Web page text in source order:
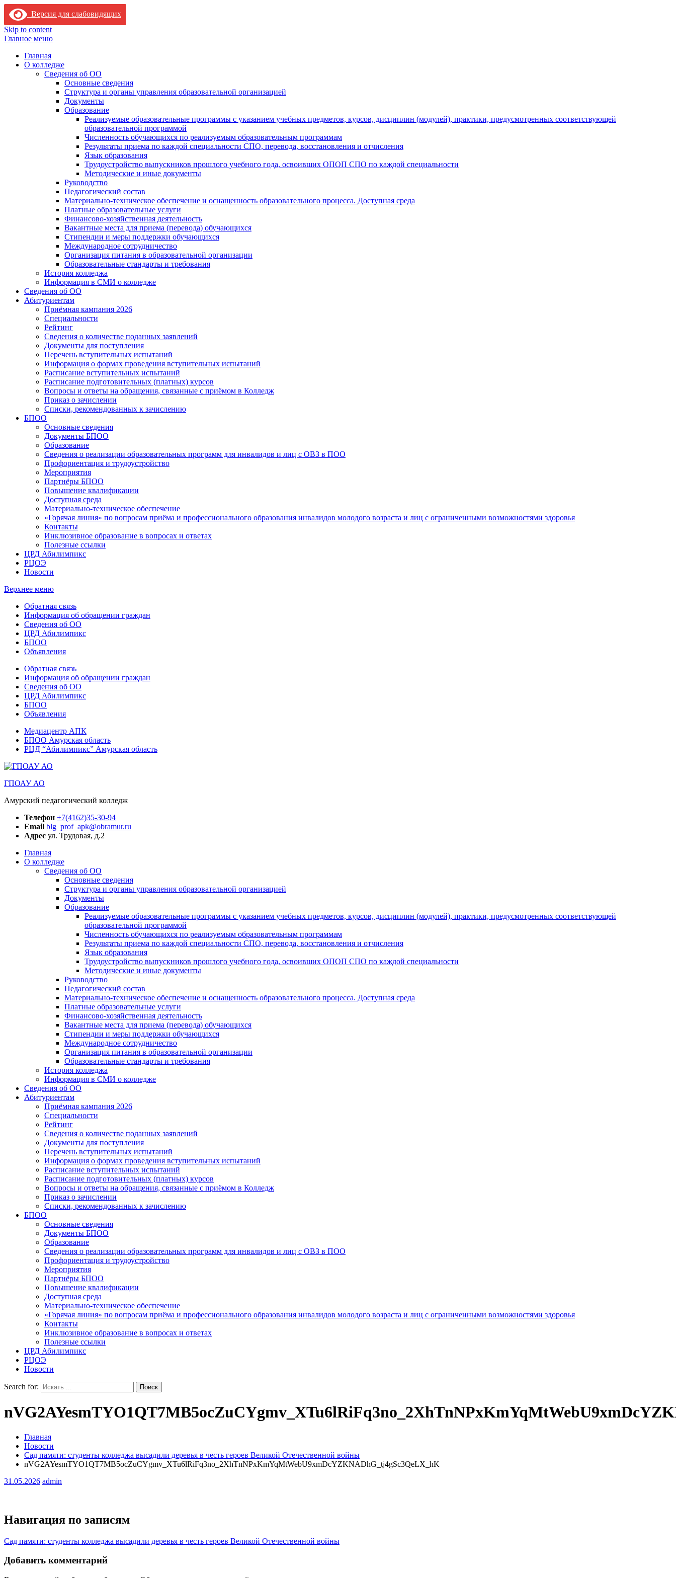
Версия для слабовидящих
Skip to content
Главное меню
Главная
О колледже
Сведения об ОО
Основные сведения
Структура и органы управления образовательной организацией
Документы
Образование
Реализуемые образовательные программы с указанием учебных предметов, курсов, дисциплин (модулей), практики, предусмотренных соответствующей
образовательной программой
Численность обучающихся по реализуемым образовательным программам
Результаты приема по каждой специальности СПО, перевода, восстановления и отчисления
Язык образования
Трудоустройство выпускников прошлого учебного года, освоивших ОПОП СПО по каждой специальности
Методические и иные документы
Руководство
Педагогический состав
Материально-техническое обеспечение и оснащенность образовательного процесса. Доступная среда
Платные образовательные услуги
Финансово-хозяйственная деятельность
Вакантные места для приема (перевода) обучающихся
Стипендии и меры поддержки обучающихся
Международное сотрудничество
Организация питания в образовательной организации
Образовательные стандарты и требования
История колледжа
Информация в СМИ о колледже
Сведения об ОО
Абитуриентам
Приёмная кампания 2026
Специальности
Рейтинг
Сведения о количестве поданных заявлений
Документы для поступления
Перечень вступительных испытаний
Информация о формах проведения вступительных испытаний
Расписание вступительных испытаний
Расписание подготовительных (платных) курсов
Вопросы и ответы на обращения, связанные с приёмом в Колледж
Приказ о зачислении
Списки, рекомендованных к зачислению
БПОО
Основные сведения
Документы БПОО
Образование
Сведения о реализации образовательных программ для инвалидов и лиц с ОВЗ в ПОО
Профориентация и трудоустройство
Мероприятия
Партнёры БПОО
Повышение квалификации
Доступная среда
Материально-техническое обеспечение
«Горячая линия» по вопросам приёма и профессионального образования инвалидов молодого возраста и лиц с ограниченными возможностями здоровья
Контакты
Инклюзивное образование в вопросах и ответах
Полезные ссылки
ЦРД Абилимпикс
РЦОЭ
Новости
Верхнее меню
Обратная связь
Информация об обращении граждан
Сведения об ОО
ЦРД Абилимпикс
БПОО
Объявления
Обратная связь
Информация об обращении граждан
Сведения об ОО
ЦРД Абилимпикс
БПОО
Объявления
Медиацентр АПК
БПОО Амурская область
РЦД “Абилимпикс” Амурская область
ГПОАУ АО
Амурский педагогический колледж
Телефон +7(4162)35-30-94
Email blg_prof_apk@obramur.ru
Адрес ул. Трудовая, д.2
Главная
О колледже
Сведения об ОО
Основные сведения
Структура и органы управления образовательной организацией
Документы
Образование
Реализуемые образовательные программы с указанием учебных предметов, курсов, дисциплин (модулей), практики, предусмотренных соответствующей
образовательной программой
Численность обучающихся по реализуемым образовательным программам
Результаты приема по каждой специальности СПО, перевода, восстановления и отчисления
Язык образования
Трудоустройство выпускников прошлого учебного года, освоивших ОПОП СПО по каждой специальности
Методические и иные документы
Руководство
Педагогический состав
Материально-техническое обеспечение и оснащенность образовательного процесса. Доступная среда
Платные образовательные услуги
Финансово-хозяйственная деятельность
Вакантные места для приема (перевода) обучающихся
Стипендии и меры поддержки обучающихся
Международное сотрудничество
Организация питания в образовательной организации
Образовательные стандарты и требования
История колледжа
Информация в СМИ о колледже
Сведения об ОО
Абитуриентам
Приёмная кампания 2026
Специальности
Рейтинг
Сведения о количестве поданных заявлений
Документы для поступления
Перечень вступительных испытаний
Информация о формах проведения вступительных испытаний
Расписание вступительных испытаний
Расписание подготовительных (платных) курсов
Вопросы и ответы на обращения, связанные с приёмом в Колледж
Приказ о зачислении
Списки, рекомендованных к зачислению
БПОО
Основные сведения
Документы БПОО
Образование
Сведения о реализации образовательных программ для инвалидов и лиц с ОВЗ в ПОО
Профориентация и трудоустройство
Мероприятия
Партнёры БПОО
Повышение квалификации
Доступная среда
Материально-техническое обеспечение
«Горячая линия» по вопросам приёма и профессионального образования инвалидов молодого возраста и лиц с ограниченными возможностями здоровья
Контакты
Инклюзивное образование в вопросах и ответах
Полезные ссылки
ЦРД Абилимпикс
РЦОЭ
Новости
Search for:
Главная
Новости
Сад памяти: студенты колледжа высадили деревья в честь героев Великой Отечественной войны
nVG2AYesmTYO1QT7MB5ocZuCYgmv_XTu6lRiFq3no_2XhTnNPxKmYqMtWebU9xmDcYZKNADhG_tj4gSc3QeLX_hK
31.05.2026 admin
Навигация по записям
Сад памяти: студенты колледжа высадили деревья в честь героев Великой Отечественной войны
Добавить комментарий